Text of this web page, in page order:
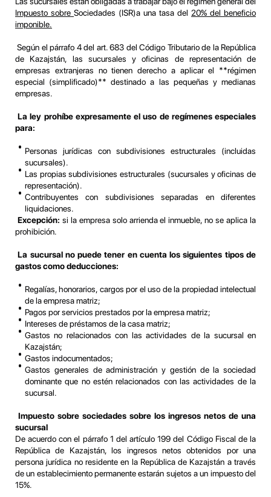
Impuesto sobre Sociedades (ISR)a una tasa del 20% del beneficio
imponible.
Según el párrafo 4 del art. 683 del Código Tributario de la República
de Kazajstán, las sucursales y oficinas de representación de
empresas extranjeras no tienen derecho a aplicar el **régimen
especial (simplificado)** destinado a las pequeñas y medianas
empresas.
La ley prohíbe expresamente el uso de regímenes especiales
para:
Personas jurídicas con subdivisiones estructurales (incluidas
sucursales).
Las propias subdivisiones estructurales (sucursales y oficinas de
representación).
Contribuyentes con subdivisiones separadas en diferentes
liquidaciones.
Excepción: si la empresa solo arrienda el inmueble, no se aplica la
prohibición.
La sucursal no puede tener en cuenta los siguientes tipos de
gastos como deducciones:
Regalías, honorarios, cargos por el uso de la propiedad intelectual
de la empresa matriz;
Pagos por servicios prestados por la empresa matriz;
Intereses de préstamos de la casa matriz;
Gastos no relacionados con las actividades de la sucursal en
Kazajstán;
Gastos indocumentados;
Gastos generales de administración y gestión de la sociedad
dominante que no estén relacionados con las actividades de la
sucursal.
Impuesto sobre sociedades sobre los ingresos netos de una
sucursal
De acuerdo con el párrafo 1 del artículo 199 del Código Fiscal de la
República de Kazajstán, los ingresos netos obtenidos por una
persona jurídica no residente en la República de Kazajstán a través
de un establecimiento permanente estarán sujetos a un impuesto del
15%.